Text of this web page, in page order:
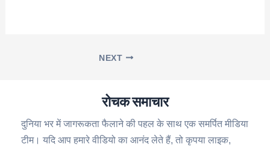
NEXT
रोचक समाचार
दुनिया भर में जागरूकता फैलाने की पहल के साथ एक समर्पित मीडिया
टीम। यदि आप हमारे वीडियो का आनंद लेते हैं, तो कृपया लाइक,